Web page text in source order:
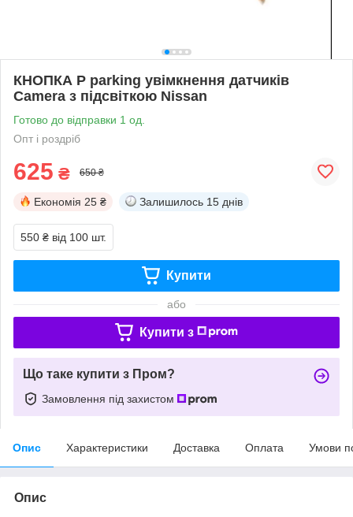
КНОПКА P parking увімкнення датчиків
Camera з підсвіткою Nissan
Готово до відправки 1 од.
Опт і роздріб
625 ₴ 650 ₴
Економія 25 ₴ Залишилось 15 днів
550 ₴ від 100 шт.
Купити
або
Купити з
Що таке купити з Пром?
Замовлення під захистом
Опис Характеристики Доставка Оплата Умови
Опис